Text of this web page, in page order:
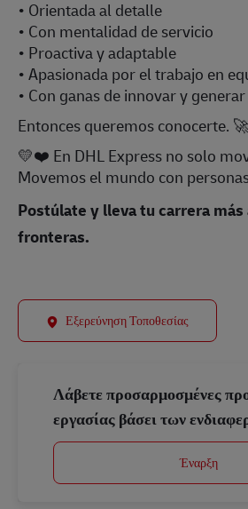
• Orientada al detalle
• Con mentalidad de servicio
• Proactiva y adaptable
• Apasionada por el trabajo en
• Con ganas de innovar y
Entonces queremos conocerte. 🚀
💛❤️ En DHL Express no solo
Movemos el mundo con
Postúlate y lleva tu carrera más
fronteras.
Εξερεύνηση Τοποθεσίας
Λάβετε προσαρμοσμένες
εργασίας βάσει των
Έναρξη